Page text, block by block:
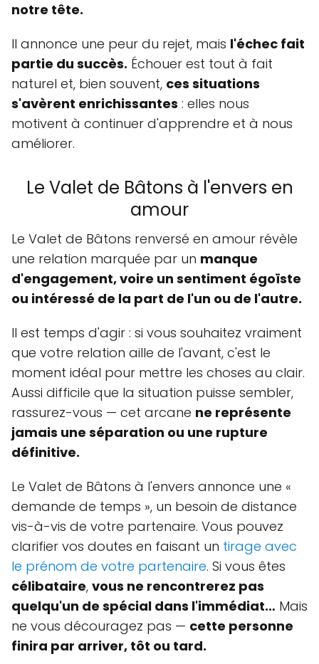
notre tête.
Il annonce une peur du rejet, mais l'échec fait
partie du succès. Échouer est tout à fait
naturel et, bien souvent, ces situations
s'avèrent enrichissantes : elles nous
motivent à continuer d'apprendre et à nous
améliorer.
Le Valet de Bâtons à l'envers en
amour
Le Valet de Bâtons renversé en amour révèle
une relation marquée par un manque
d'engagement, voire un sentiment égoïste
ou intéressé de la part de l'un ou de l'autre.
Il est temps d'agir : si vous souhaitez vraiment
que votre relation aille de l'avant, c'est le
moment idéal pour mettre les choses au clair.
Aussi difficile que la situation puisse sembler,
rassurez-vous — cet arcane ne représente
jamais une séparation ou une rupture
définitive.
Le Valet de Bâtons à l'envers annonce une «
demande de temps », un besoin de distance
vis-à-vis de votre partenaire. Vous pouvez
clarifier vos doutes en faisant un tirage avec
le prénom de votre partenaire. Si vous êtes
célibataire, vous ne rencontrerez pas
quelqu'un de spécial dans l'immédiat… Mais
ne vous découragez pas — cette personne
finira par arriver, tôt ou tard.